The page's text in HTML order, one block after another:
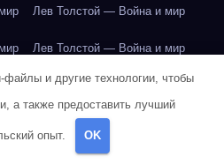
Лев Толстой — Война и мир
Лев Толстой — Война и мир
Лев Толстой — Война и мир
Лев Толстой — Война и мир
Лондон
файлы и другие технологии, чтобы
а также предоставить лучший
опыт. OK